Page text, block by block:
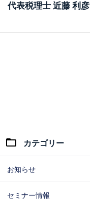
代表税理士 近藤 利彦
カテゴリー
お知らせ
セミナー情報